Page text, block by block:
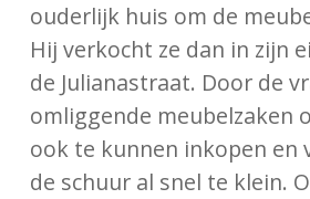
ouderlijk huis om de
Hij verkocht ze dan in zijn
de Julianastraat. Door de
omliggende meubelzaken
ook te kunnen inkopen en
de schuur al snel te klein.